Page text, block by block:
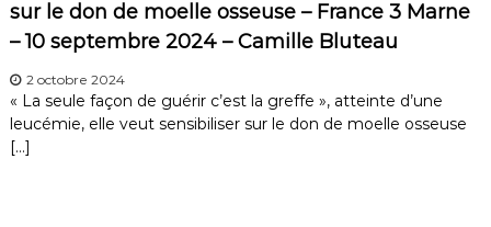
sur le don de moelle osseuse – France 3 Marne
– 10 septembre 2024 – Camille Bluteau
2 octobre 2024
« La seule façon de guérir c’est la greffe », atteinte d’une
leucémie, elle veut sensibiliser sur le don de moelle osseuse
[…]